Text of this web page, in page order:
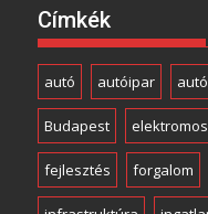
Címkék
autó autóipar
Budapest elektromos
fejlesztés forgalom